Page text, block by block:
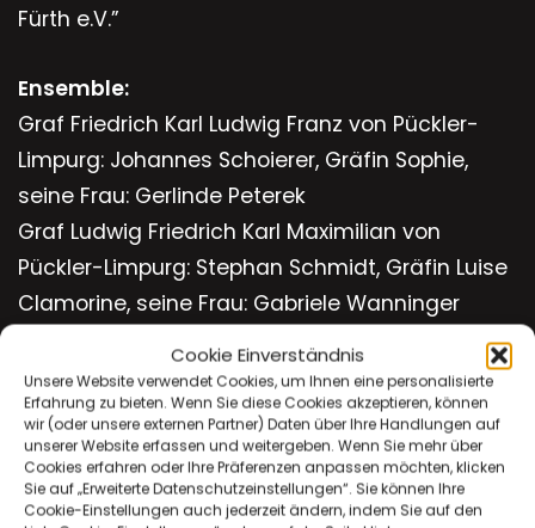
Cookie Einverständnis
Unsere Website verwendet Cookies, um Ihnen eine personalisierte
Erfahrung zu bieten. Wenn Sie diese Cookies akzeptieren, können
wir (oder unsere externen Partner) Daten über Ihre Handlungen auf
unserer Website erfassen und weitergeben. Wenn Sie mehr über
Cookies erfahren oder Ihre Präferenzen anpassen möchten, klicken
Sie auf „Erweiterte Datenschutzeinstellungen“. Sie können Ihre
Cookie-Einstellungen auch jederzeit ändern, indem Sie auf den
Fürth e.V.”
Ensemble:
Graf Friedrich Karl Ludwig Franz von Pückler-
Limpurg: Johannes Schoierer, Gräfin Sophie,
seine Frau: Gerlinde Peterek
Graf Ludwig Friedrich Karl Maximilian von
Pückler-Limpurg: Stephan Schmidt, Gräfin Luise
Clamorine, seine Frau: Gabriele Wanninger
Muskau: Gert Hessing
Kammerdiener Paul Kammbauer: Stefan
Reichel, Wolfgang Frank,
Kammerzofe Babette Moll: Petra Nickoll
Kinder: Sophie Louise Caroline, Therese